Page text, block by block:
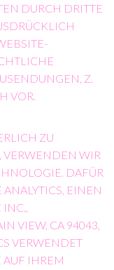
DURCH DRITTE
Z.
VOR.
ZU
VERWENDEN WIR
DAFÜR
EINEN
INC.,
VIEW, CA 94043,
VERWENDET
AUF IHREM